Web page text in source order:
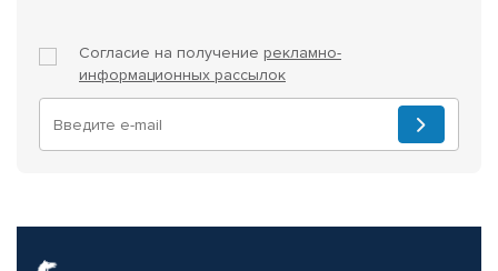
Согласие на получение рекламно-
информационных рассылок